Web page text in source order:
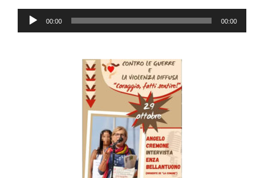
Audio
Player
00:00 00:00